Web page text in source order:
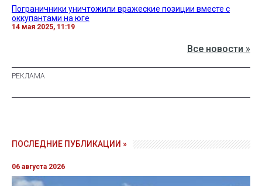
Пограничники уничтожили вражеские позиции вместе с
оккупантами на юге
14 мая 2025, 11:19
Все новости »
ПОСЛЕДНИЕ ПУБЛИКАЦИИ »
06 августа 2026